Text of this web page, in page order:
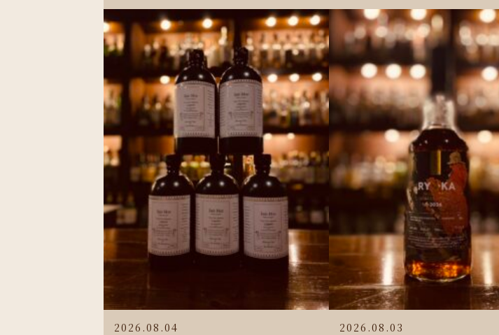
2026.08.04 2026.08.03